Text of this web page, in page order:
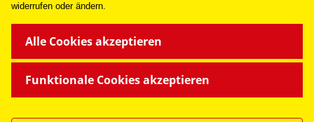
UNSERE ANGEBOTE
widerrufen oder ändern.
Funktionale Cookies akzeptieren
Alle Cookies akzeptieren